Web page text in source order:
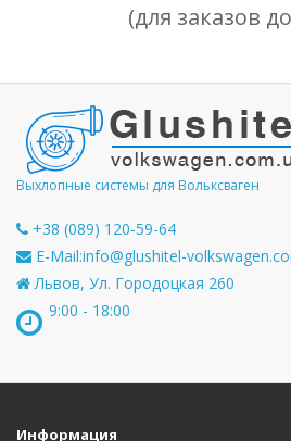
(для заказов
Выхлопные системы для Вольксваген
+38 (089) 120-59-64
E-Mail:info@glushitel-
Львов, Ул. Городоцкая 260
9:00 - 18:00
Информация